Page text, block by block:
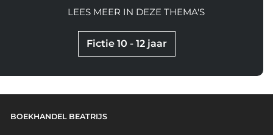
Fictie 10 - 12 jaar
LEES MEER IN DEZE THEMA'S
BOEKHANDEL BEATRIJS